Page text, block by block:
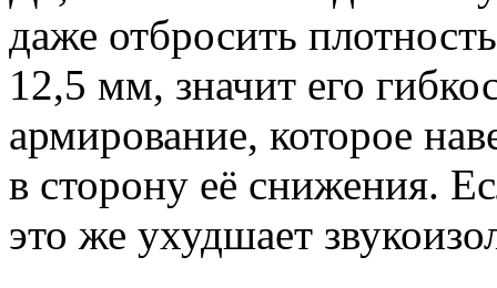
даже отбросить
12,5 мм, значит его
армирование, которое
в сторону её снижения.
это же ухудшает